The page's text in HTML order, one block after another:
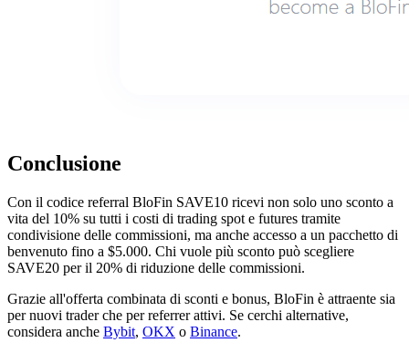
Conclusione
Con il codice referral BloFin SAVE10 ricevi non solo uno sconto a
vita del 10% su tutti i costi di trading spot e futures tramite
condivisione delle commissioni, ma anche accesso a un pacchetto di
benvenuto fino a $5.000. Chi vuole più sconto può scegliere
SAVE20 per il 20% di riduzione delle commissioni.
Grazie all'offerta combinata di sconti e bonus, BloFin è attraente sia
per nuovi trader che per referrer attivi. Se cerchi alternative,
considera anche Bybit, OKX o Binance.